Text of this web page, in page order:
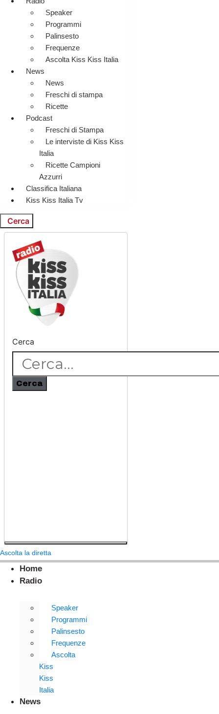
Speaker
Programmi
Palinsesto
Frequenze
Ascolta Kiss Kiss Italia
News
News
Freschi di stampa
Ricette
Podcast
Freschi di Stampa
Le interviste di Kiss Kiss
Italia
Ricette Campioni
Azzurri
Classifica Italiana
Kiss Kiss Italia Tv
Cerca
Cerca
Cerca
Ascolta la diretta
Home
Radio
Speaker
Programmi
Palinsesto
Frequenze
Ascolta
Kiss
Kiss
Italia
News